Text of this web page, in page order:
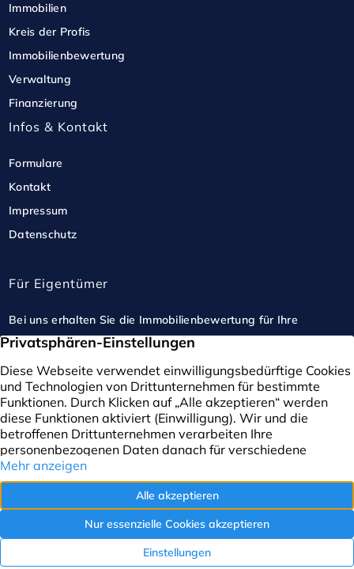
Immobilien
Kreis der Profis
Immobilienbewertung
Verwaltung
Finanzierung
Infos & Kontakt
Formulare
Kontakt
Impressum
Datenschutz
Für Eigentümer
Bei uns erhalten Sie die Immobilienbewertung für Ihre
Immobilie. Wir beraten Sie gerne in einem perönlichem
Gespräch.
Termin vereinbaren